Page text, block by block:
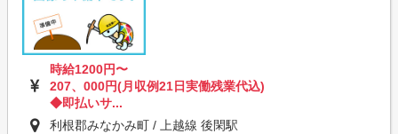
時給1200円〜
207、000円(月収例21日実働残業代込)
◆即払いサ...
利根郡みなかみ町 / 上越線 後閑駅